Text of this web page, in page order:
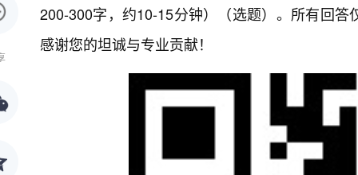
200-300字，约10-15分钟）（选题）。所有回
感谢您的坦诚与专业贡献！